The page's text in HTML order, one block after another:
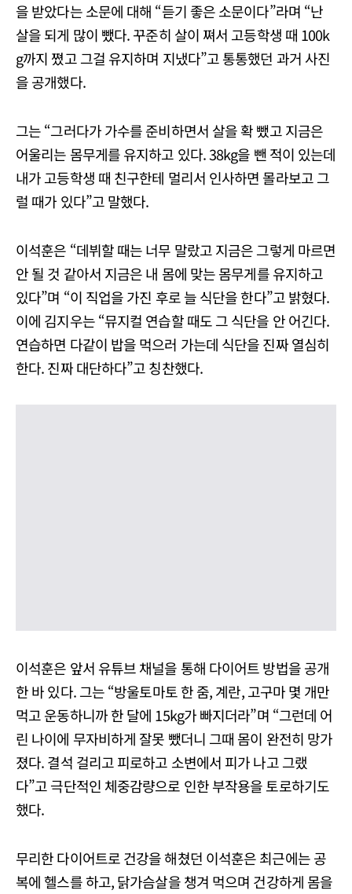
을 받았다는 소문에 대해 “듣기 좋은 소문이다”라며 “난
살을 되게 많이 뺐다. 꾸준히 살이 쪄서 고등학생 때 100k
g까지 쪘고 그걸 유지하며 지냈다”고 통통했던 과거 사진
을 공개했다.
그는 “그러다가 가수를 준비하면서 살을 확 뺐고 지금은
어울리는 몸무게를 유지하고 있다. 38kg을 뺀 적이 있는데
내가 고등학생 때 친구한테 멀리서 인사하면 몰라보고 그
럴 때가 있다”고 말했다.
이석훈은 “데뷔할 때는 너무 말랐고 지금은 그렇게 마르면
안 될 것 같아서 지금은 내 몸에 맞는 몸무게를 유지하고
있다”며 “이 직업을 가진 후로 늘 식단을 한다”고 밝혔다.
이에 김지우는 “뮤지컬 연습할 때도 그 식단을 안 어긴다.
연습하면 다같이 밥을 먹으러 가는데 식단을 진짜 열심히
한다. 진짜 대단하다”고 칭찬했다.
이석훈은 앞서 유튜브 채널을 통해 다이어트 방법을 공개
한 바 있다. 그는 “방울토마토 한 줌, 계란, 고구마 몇 개만
먹고 운동하니까 한 달에 15kg가 빠지더라”며 “그런데 어
린 나이에 무자비하게 잘못 뺐더니 그때 몸이 완전히 망가
졌다. 결석 걸리고 피로하고 소변에서 피가 나고 그랬
다”고 극단적인 체중감량으로 인한 부작용을 토로하기도
했다.
무리한 다이어트로 건강을 해쳤던 이석훈은 최근에는 공
복에 헬스를 하고, 닭가슴살을 챙겨 먹으며 건강하게 몸을